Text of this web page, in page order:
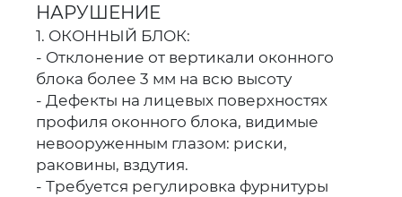
НАРУШЕНИЕ
1. ОКОННЫЙ БЛОК:
- Отклонение от вертикали оконного
блока более 3 мм на всю высоту
- Дефекты на лицевых поверхностях
профиля оконного блока, видимые
невооруженным глазом: риски,
раковины, вздутия.
- Требуется регулировка фурнитуры